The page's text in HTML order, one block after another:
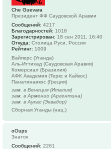
Che Guevara
Президент ФФ Саудовской Аравии
Сообщений: 4217
Благодарностей: 1018
Зарегистрирован: 18 сен 2011, 16:40
Откуда: Столица Руси, Россия
Рейтинг: 1009
Вайперс (Уганда)
Аль-Иттихад (Саудовская Аравия)
Комерсиал (Бразилия)
АФК Академия (Теркс и Кайкос)
Панатинаикос (Греция)
зам. в Венеция (Италия)
зам. в Арменио (Аргентина)
зам. в Аукас (Эквадор)
Сборная Уганды (нац.)
oOups
Знаток
Сообщений: 2261